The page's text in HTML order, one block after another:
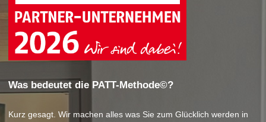
Was bedeutet die PATT-Methode©?
Kurz gesagt. Wir machen alles was Sie zum Glücklich werden in